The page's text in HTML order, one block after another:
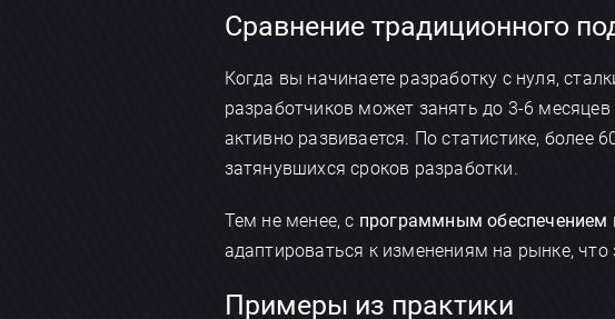
Сравнение традиционного
Когда вы начинаете разработку с нуля,
разработчиков может занять до 3-6
активно развивается. По статистике, более
затянувшихся сроков разработки.
Тем не менее, с программным обеспечением
адаптироваться к изменениям на рынке,
Примеры из практики